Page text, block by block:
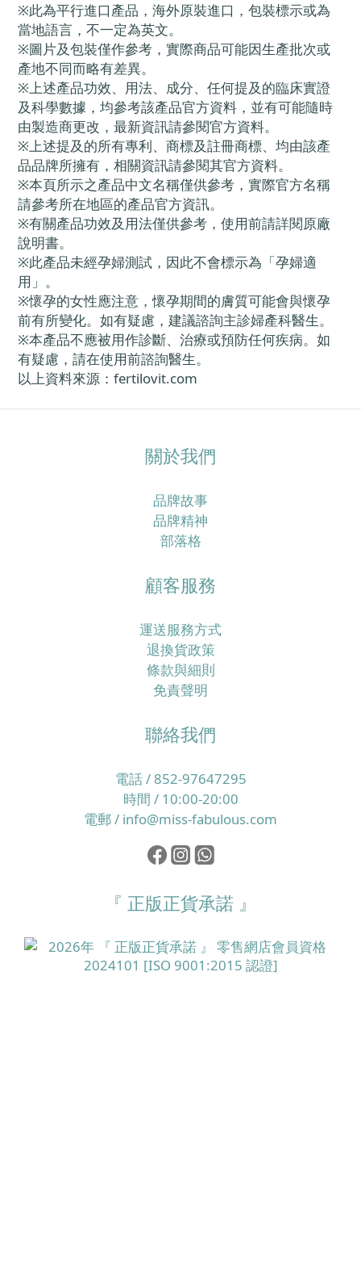
※此為平行進口產品，海外原裝進口，包裝標示或為
當地語言，不一定為英文。
※圖片及包裝僅作參考，實際商品可能因生產批次或
產地不同而略有差異。
※上述產品功效、用法、成分、任何提及的臨床實證
及科學數據，均參考該產品官方資料，並有可能隨時
由製造商更改，最新資訊請參閱官方資料。
※上述提及的所有專利、商標及註冊商標、均由該產
品品牌所擁有，相關資訊請參閱其官方資料。
※本頁所示之產品中文名稱僅供參考，實際官方名稱
請參考所在地區的產品官方資訊。
※有關產品功效及用法僅供參考，使用前請詳閱原廠
說明書。
※此產品未經孕婦測試，因此不會標示為「孕婦適
用」。
※懷孕的女性應注意，懷孕期間的膚質可能會與懷孕
前有所變化。如有疑慮，建議諮詢主診婦產科醫生。
※本產品不應被用作診斷、治療或預防任何疾病。如
有疑慮，請在使用前諮詢醫生。
以上資料來源： fertilovit.com
關於我們
品牌故事
品牌精神
部落格
顧客服務
運送服務方式
退換貨政策
條款與細則
免責聲明
聯絡我們
電話 / 852-97647295
時間 / 10:00-20:00
電郵 / info@miss-fabulous.com
『 正版正貨承諾 』